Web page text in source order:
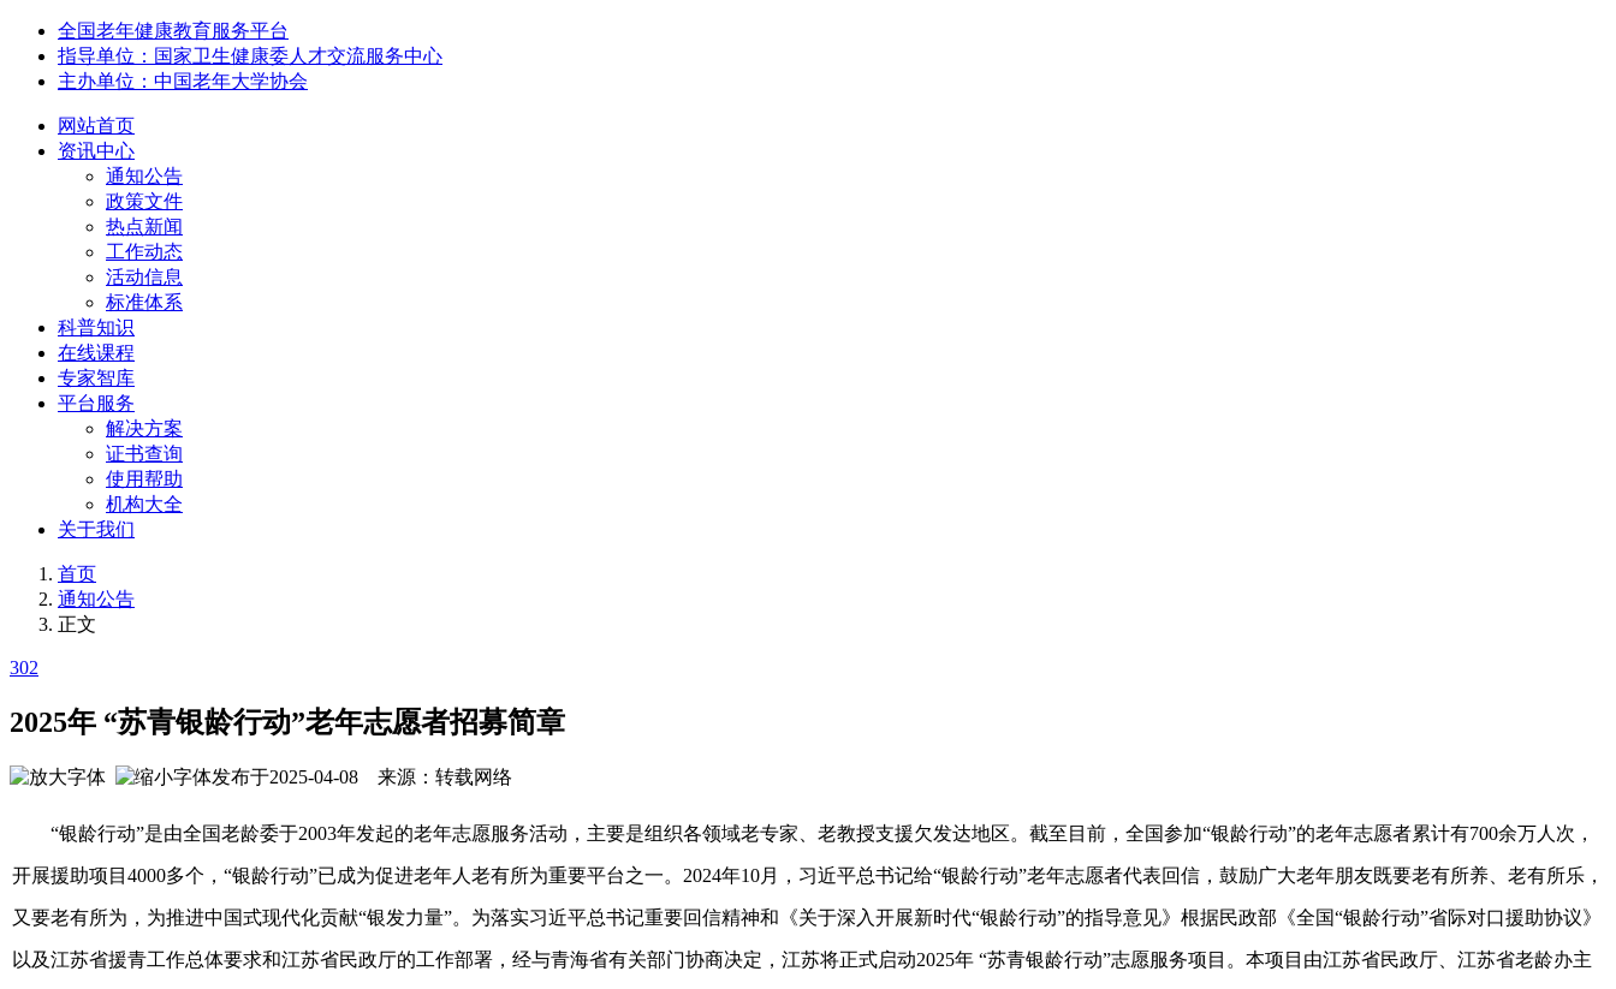
全国老年健康教育服务平台
指导单位：国家卫生健康委人才交流服务中心
主办单位：中国老年大学协会
网站首页
资讯中心
通知公告
政策文件
热点新闻
工作动态
活动信息
标准体系
科普知识
在线课程
专家智库
平台服务
解决方案
证书查询
使用帮助
机构大全
关于我们
首页
通知公告
正文
302
2025年 “苏青银龄行动”老年志愿者招募简章
发布于2025-04-08 来源：转载网络
“银龄行动”是由全国老龄委于2003年发起的老年志愿服务活动，主要是组织各领域老专家、老教授支援欠发达地区。截至目前，全国参加“银龄行动”的老年志愿者累计有700余万人次，
开展援助项目4000多个，“银龄行动”已成为促进老年人老有所为重要平台之一。2024年10月，习近平总书记给“银龄行动”老年志愿者代表回信，鼓励广大老年朋友既要老有所养、老有所乐，
又要老有所为，为推进中国式现代化贡献“银发力量”。为落实习近平总书记重要回信精神和《关于深入开展新时代“银龄行动”的指导意见》根据民政部《全国“银龄行动”省际对口援助协议》
以及江苏省援青工作总体要求和江苏省民政厅的工作部署，经与青海省有关部门协商决定，江苏将正式启动2025年 “苏青银龄行动”志愿服务项目。本项目由江苏省民政厅、江苏省老龄办主